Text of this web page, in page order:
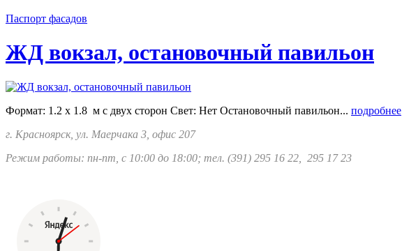
Паспорт фасадов
ЖД вокзал, остановочный павильон
Формат: 1.2 х 1.8 м с двух сторон Свет: Нет Остановочный павильон... подробнее
г. Красноярск, ул. Маерчака 3, офис 207
Режим работы: пн-пт, с 10:00 до 18:00; тел. (391) 295 16 22, 295 17 23